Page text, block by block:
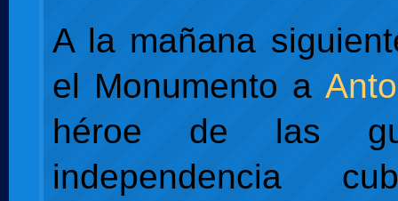
A la mañana
el Monumento a
héroe de las
independencia